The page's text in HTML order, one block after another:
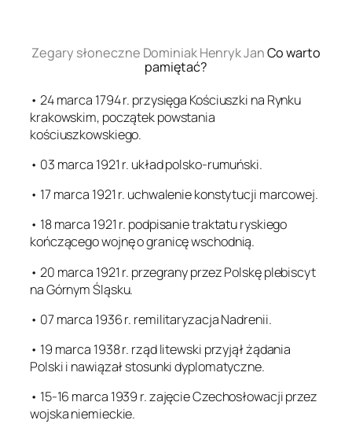
Zegary słoneczne Dominiak Henryk JanCo warto
pamiętać?
• 24 marca 1794 r. przysięga Kościuszki na Rynku
krakowskim, początek powstania
kościuszkowskiego.
• 03 marca 1921 r. układ polsko-rumuński.
• 17 marca 1921 r. uchwalenie konstytucji marcowej.
• 18 marca 1921 r. podpisanie traktatu ryskiego
kończącego wojnę o granicę wschodnią.
• 20 marca 1921 r. przegrany przez Polskę plebiscyt
na Górnym Śląsku.
• 07 marca 1936 r. remilitaryzacja Nadrenii.
• 19 marca 1938 r. rząd litewski przyjął żądania
Polski i nawiązał stosunki dyplomatyczne.
• 15-16 marca 1939 r. zajęcie Czechosłowacji przez
wojska niemieckie.